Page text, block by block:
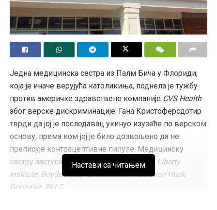
Једна медицинска сестра из Палм Бича у Флориди,
која је иначе верујућа католикиња, поднела је тужбу
против америчке здравствене компаније CVS Health
због верске дискриминације. Гана Кристоферсдотир
тврди да јој је послодавац укинуо изузеће по верском
основу, према ком јој је било дозвољено да не
преписује контрацептивне пилуле. Медицинску
сестру заступају адвокатске фирмеFirst Liberty
Institute, Boyden Gray & AssociatesиLawson Huck
Gonzalez, PLLC.
Настави са читањем